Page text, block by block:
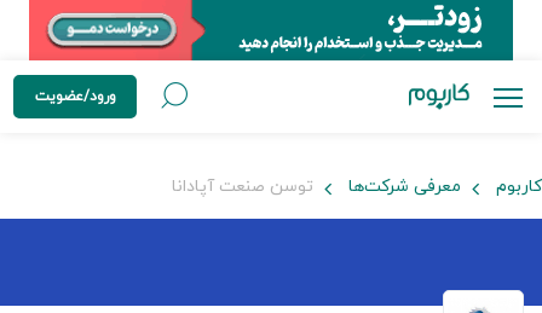
ورود/عضویت
کاربوم معرفی شرکت‌ها توسن صنعت آپادانا